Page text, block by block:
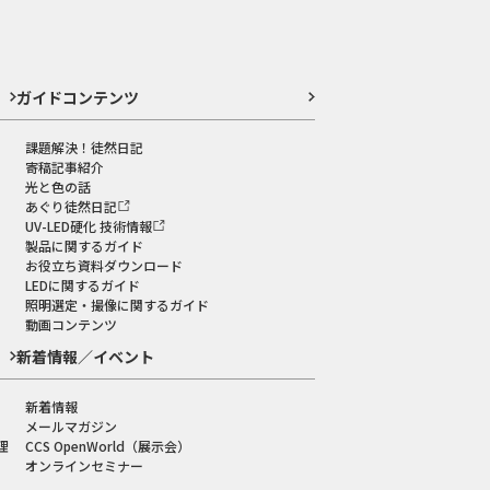
ガイドコンテンツ
課題解決！徒然日記
寄稿記事紹介
光と色の話
あぐり徒然日記
UV-LED硬化 技術情報
製品に関するガイド
お役立ち資料ダウンロード
LEDに関するガイド
照明選定・撮像に関するガイド
動画コンテンツ
新着情報／イベント
新着情報
メールマガジン
CCS OpenWorld（展示会）
オンラインセミナー